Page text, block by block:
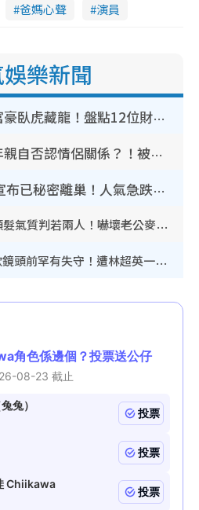
爸媽心聲 演員
樂新聞
《愛回家》隱形富豪臥虎藏龍！盤點12位財氣逼人的有錢藝人：呢位靚女3億身家唔憂做
葉蒨文拍拖一周年親自否認情侶關係？！被質疑感情造假竟稱GM「普通同事」
30歲男藝人低調宣布已秘密離巢！人氣急跌變失蹤人口︰「這幾年過得並不容易」
簡淑兒染金毛剪短頭髮氣質判若兩人！嚇壞老公麥大力都認唔出：「你做咩事？」
TVB新聞主播陳嘉欣鏡頭前罕有失守！遭林超英一句說話突襲嚇親當場大笑